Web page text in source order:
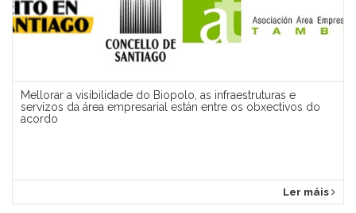
Mellorar a visibilidade do Biopolo, as infraestruturas e
servizos da área empresarial están entre os obxectivos do
acordo
Ler máis